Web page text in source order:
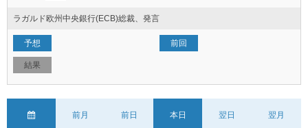
ラガルド欧州中央銀行(ECB)総裁、発言
前月 前日 本日 翌日 翌月